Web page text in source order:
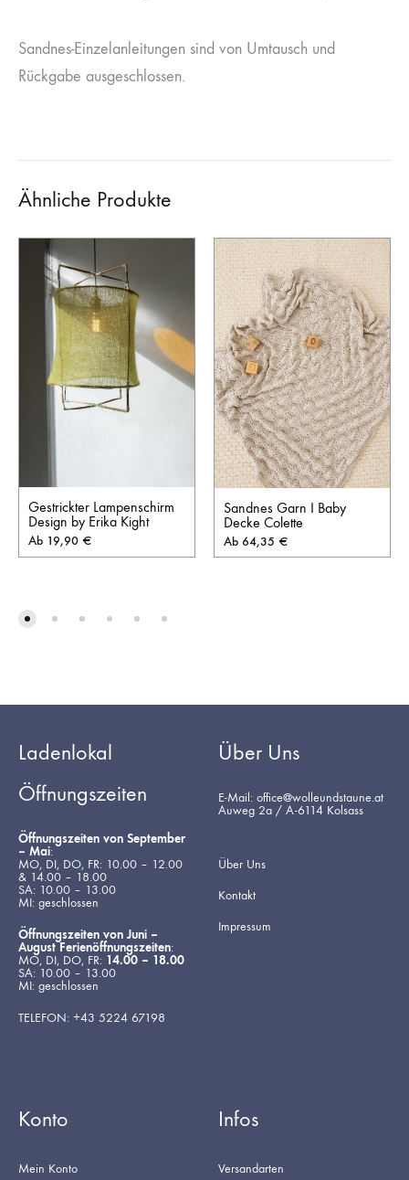
Sandnes-Einzelanleitungen sind von Umtausch und
Rückgabe ausgeschlossen.
Ähnliche Produkte
Gestrickter Lampenschirm
Design by Erika Kight
Ab 19,90 €
Sandnes Garn I Baby
Decke Colette
Ab 64,35 €
Ladenlokal
Öffnungszeiten
Öffnungszeiten von September
– Mai:
MO, DI, DO, FR: 10.00 – 12.00
& 14.00 – 18.00
SA: 10.00 – 13.00
MI: geschlossen
Öffnungszeiten von Juni –
August Ferienöffnungszeiten:
MO, DI, DO, FR: 14.00 – 18.00
SA: 10.00 – 13.00
MI: geschlossen
TELEFON: +43 5224 67198
Über Uns
E-Mail: office@wolleundstaune.at
Auweg 2a / A-6114 Kolsass
Über Uns
Kontakt
Impressum
Konto
Mein Konto
Infos
Versandarten